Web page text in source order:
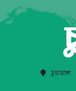
চুয়াডাঙ্গা